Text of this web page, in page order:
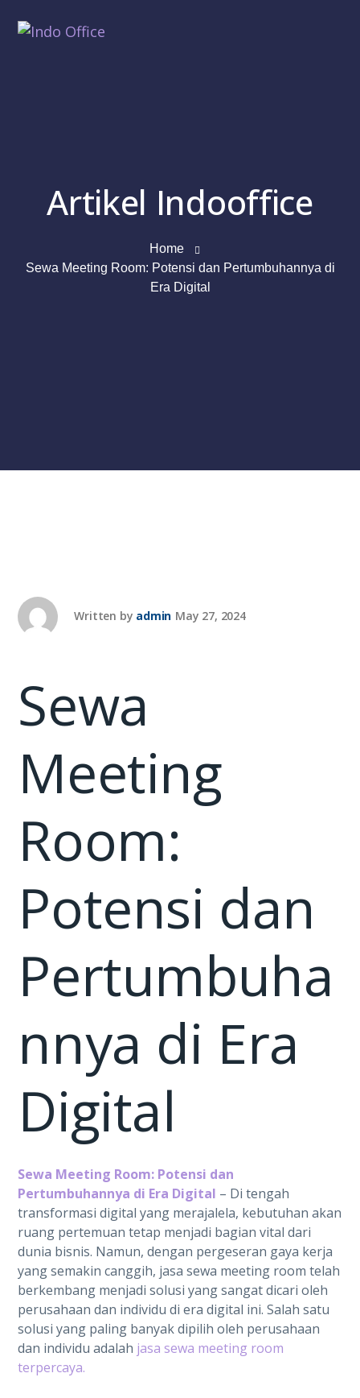
Artikel Indooffice
Home
Sewa Meeting Room: Potensi dan Pertumbuhannya di
Era Digital
Written by admin May 27, 2024
Sewa
Meeting
Room:
Potensi dan
Pertumbuha
nnya di Era
Digital
Sewa Meeting Room: Potensi dan
Pertumbuhannya di Era Digital – Di tengah
transformasi digital yang merajalela, kebutuhan akan
ruang pertemuan tetap menjadi bagian vital dari
dunia bisnis. Namun, dengan pergeseran gaya kerja
yang semakin canggih, jasa sewa meeting room telah
berkembang menjadi solusi yang sangat dicari oleh
perusahaan dan individu di era digital ini. Salah satu
solusi yang paling banyak dipilih oleh perusahaan
dan individu adalah jasa sewa meeting room
terpercaya.